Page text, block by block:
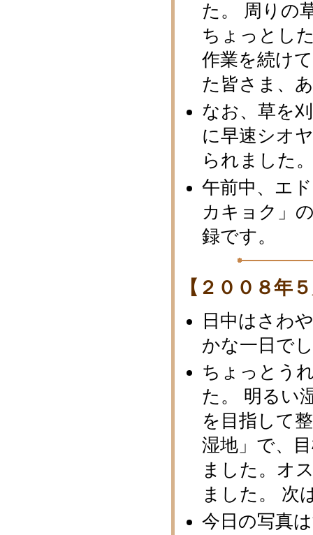
た。 周りの
ちょっとし
作業を続け
た皆さま、
なお、草を
に早速シオ
られました
午前中、エ
カキョク」
録です。
【２００８年
日中はさわ
かな一日で
ちょっとう
た。 明るい
を目指して
湿地」で、
ました。オ
ました。 次
今日の写真